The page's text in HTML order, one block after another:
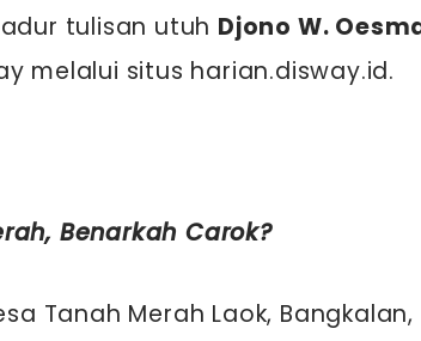
tulisan utuh Djono W.
melalui situs harian.disway.id.
Benarkah Carok?
Tanah Merah Laok, Bangkalan,